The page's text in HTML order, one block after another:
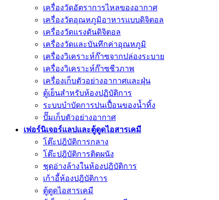
เครื่องวัดอัตราการไหลของอากาศ
เครื่องวัดอุณหภูมิอาหารแบบดิจิตอล
เครื่องวัดแรงดันดิจิตอล
เครื่องวัดและบันทึกค่าอุณหภูมิ
เครื่องวิเคราะห์ก๊าซจากปล่องระบาย
เครื่องวิเคราะห์ก๊าซชีวภาพ
เครื่องเก็บตัวอย่างอากาศเเละฝุ่น
ตู้เย็นสำหรับห้องปฏิบัติการ
ระบบบำบัดการปนเปื้อนของน้ำทิ้ง
ปั๊มเก็บตัวอย่างอากาศ
เฟอร์นิเจอร์แลปและตู้ดูดไอสารเคมี
โต๊ะปฎิบัติการกลาง
โต๊ะปฎิบัติการติดผนัง
ชุดอ่างล้างในห้องปฎิบัติการ
เก้าอี้ห้องปฎิบัติการ
ตู้ดูดไอสารเคมี